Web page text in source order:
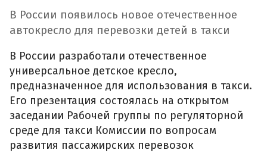
В России появилось новое отечественное
автокресло для перевозки детей в такси
В России разработали отечественное
универсальное детское кресло,
предназначенное для использования в такси.
Его презентация состоялась на открытом
заседании Рабочей группы по регуляторной
среде для такси Комиссии по вопросам
развития пассажирских перевозок